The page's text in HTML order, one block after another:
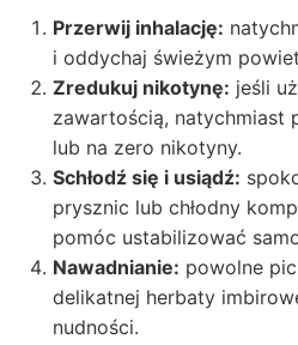
Przerwij inhalację:
i oddychaj świeżym
Zredukuj nikotynę: jeśli
zawartością, natychmiast
lub na zero nikotyny.
Schłodź się i usiądź:
prysznic lub chłodny
pomóc ustabilizować
Nawadnianie: powolne
delikatnej herbaty
nudności.